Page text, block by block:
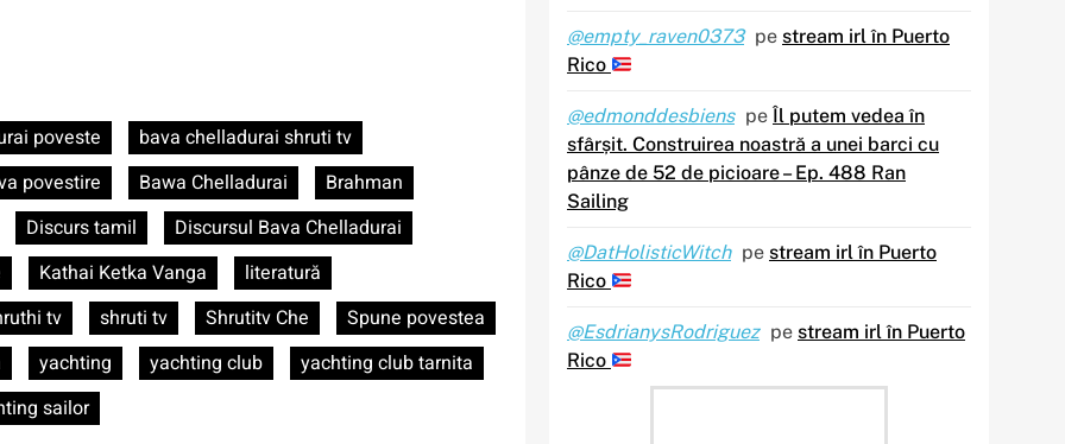
poveste
bava chelladurai shruti tv
povestire Bawa Chelladurai
Brahman
Discurs tamil
Discursul Bava Chelladurai
Kathai Ketka Vanga
literatură
tv shruti tv Shrutitv Che
Spune povestea
yachting yachting club
yachting club tarnita
sailor
@empty_raven0373 pe stream irl în Puerto
Rico
@edmonddesbiens pe Îl putem vedea în
sfârșit. Construirea noastră a unei barci cu
pânze de 52 de picioare – Ep. 488 Ran
Sailing
@DatHolisticWitch pe stream irl în Puerto
Rico
@EsdrianysRodriguez pe stream irl în Puerto
Rico